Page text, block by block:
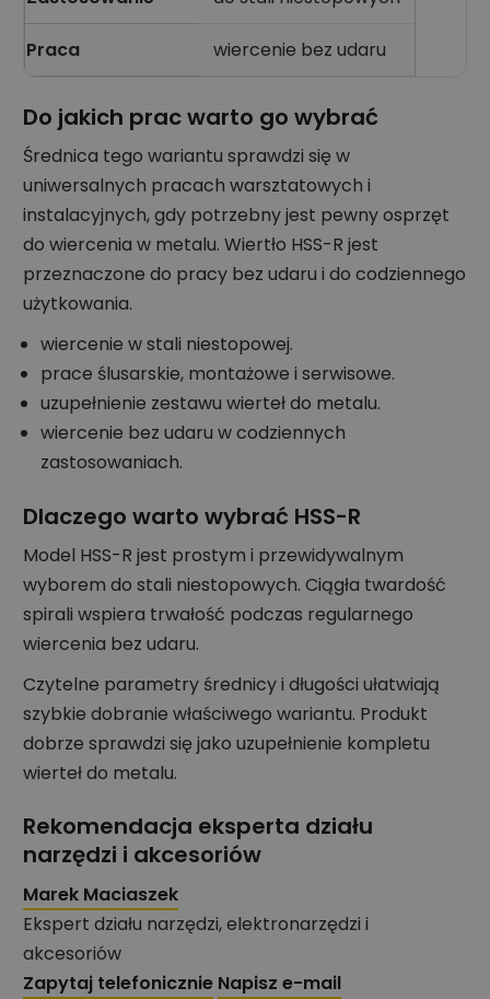
Praca wiercenie bez udaru
Do jakich prac warto go wybrać
Średnica tego wariantu sprawdzi się w
uniwersalnych pracach warsztatowych i
instalacyjnych, gdy potrzebny jest pewny osprzęt
do wiercenia w metalu. Wiertło HSS-R jest
przeznaczone do pracy bez udaru i do codziennego
użytkowania.
wiercenie w stali niestopowej.
prace ślusarskie, montażowe i serwisowe.
uzupełnienie zestawu wierteł do metalu.
wiercenie bez udaru w codziennych
zastosowaniach.
Dlaczego warto wybrać HSS-R
Model HSS-R jest prostym i przewidywalnym
wyborem do stali niestopowych. Ciągła twardość
spirali wspiera trwałość podczas regularnego
wiercenia bez udaru.
Czytelne parametry średnicy i długości ułatwiają
szybkie dobranie właściwego wariantu. Produkt
dobrze sprawdzi się jako uzupełnienie kompletu
wierteł do metalu.
Rekomendacja eksperta działu
narzędzi i akcesoriów
Marek Maciaszek
Ekspert działu narzędzi, elektronarzędzi i
akcesoriów
Zapytaj telefonicznie Napisz e-mail